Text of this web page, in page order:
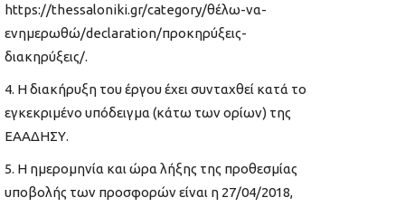
https://thessaloniki.gr/category/θέλω-να-
ενημερωθώ/declaration/προκηρύξεις-
διακηρύξεις/.
H διακήρυξη του έργου έχει συνταχθεί κατά το
εγκεκριμένο υπόδειγμα (κάτω των ορίων) της
ΕΑΑΔΗΣΥ.
Η ημερομηνία και ώρα λήξης της προθεσμίας
υποβολής των προσφορών είναι η 27/04/2018,